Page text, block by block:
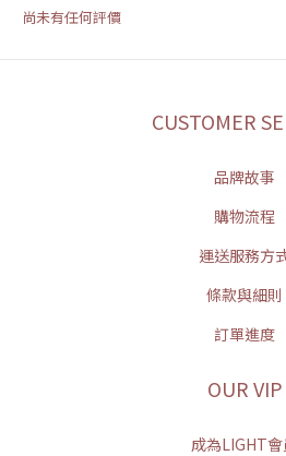
尚未有任何評價
CUSTOMER
品牌故事
購物流程
運送服務方
條款與細則
訂單進度
OUR VIP
成為LIGHT會